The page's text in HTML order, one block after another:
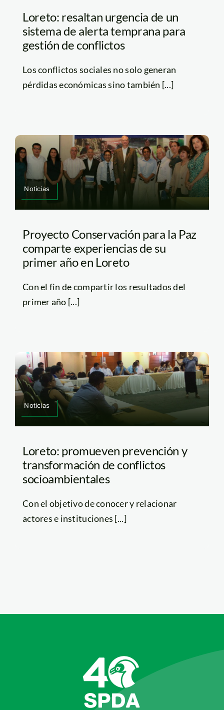
Loreto: resaltan urgencia de un
sistema de alerta temprana para
gestión de conflictos
Los conflictos sociales no solo generan
pérdidas económicas sino también [...]
Noticias
Proyecto Conservación para la Paz
comparte experiencias de su
primer año en Loreto
Con el fin de compartir los resultados del
primer año [...]
Noticias
Loreto: promueven prevención y
transformación de conflictos
socioambientales
Con el objetivo de conocer y relacionar
actores e instituciones [...]